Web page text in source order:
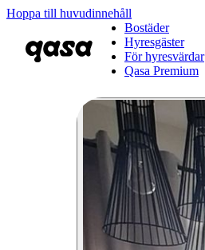
Hoppa till huvudinnehåll
Bostäder
Hyresgäster
För hyresvärdar
Qasa Premium